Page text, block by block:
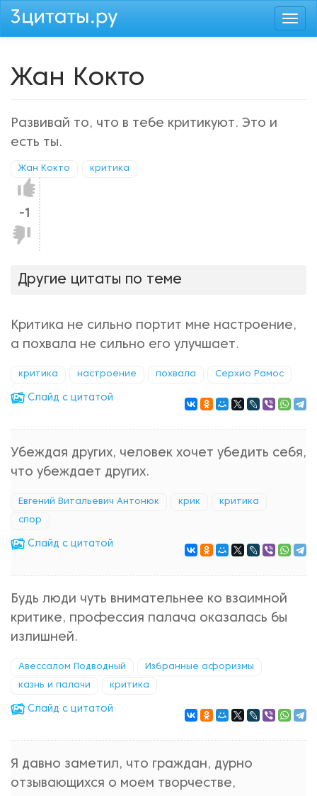
Перейти
Жан Кокто
Развивай то, что в тебе критикуют. Это и
есть ты.
Жан Кокто критика
Нравится!
-1
Не
нравится!
Другие цитаты по теме
Критика не сильно портит мне настроение,
а похвала не сильно его улучшает.
критика настроение похвала Серхио Рамос
Cлайд с цитатой
Убеждая других, человек хочет убедить себя,
что убеждает других.
Евгений Витальевич Антонюк крик критика
спор
Cлайд с цитатой
Будь люди чуть внимательнее ко взаимной
критике, профессия палача оказалась бы
излишней.
Авессалом Подводный Избранные афоризмы
казнь и палачи критика
Cлайд с цитатой
Я давно заметил, что граждан, дурно
отзывающихся о моем творчестве,